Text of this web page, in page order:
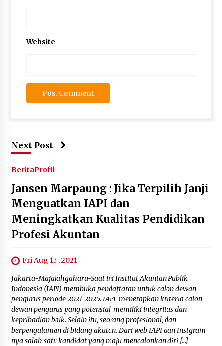
Website
Next Post
BeritaProfil
Jansen Marpaung : Jika Terpilih Janji
Menguatkan IAPI dan
Meningkatkan Kualitas Pendidikan
Profesi Akuntan
Fri Aug 13 , 2021
Jakarta-Majalahgaharu-Saat ini Institut Akuntan Publik
Indonesia (IAPI) membuka pendaftaran untuk calon dewan
pengurus periode 2021-2025. IAPI menetapkan kriteria calon
dewan pengurus yang potensial, memiliki integritas dan
kepribadian baik. Selain itu, seorang profesional, dan
berpengalaman di bidang akutan. Dari web IAPI dan Instgram
nya salah satu kandidat yang maju mencalonkan diri […]